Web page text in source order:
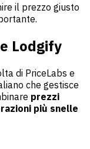
il prezzo giusto
Lodgify
di PriceLabs e
che gestisce
prezzi
più snelle